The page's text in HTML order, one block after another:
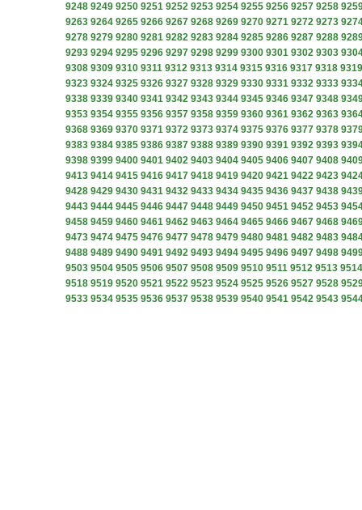
9248 9249 9250 9251 9252 9253 9254 9255 9256 9257 9258
9263 9264 9265 9266 9267 9268 9269 9270 9271 9272 9273
9278 9279 9280 9281 9282 9283 9284 9285 9286 9287 9288
9293 9294 9295 9296 9297 9298 9299 9300 9301 9302 9303
9308 9309 9310 9311 9312 9313 9314 9315 9316 9317 9318 9319
9323 9324 9325 9326 9327 9328 9329 9330 9331 9332 9333
9338 9339 9340 9341 9342 9343 9344 9345 9346 9347 9348
9353 9354 9355 9356 9357 9358 9359 9360 9361 9362 9363
9368 9369 9370 9371 9372 9373 9374 9375 9376 9377 9378
9383 9384 9385 9386 9387 9388 9389 9390 9391 9392 9393
9398 9399 9400 9401 9402 9403 9404 9405 9406 9407 9408
9413 9414 9415 9416 9417 9418 9419 9420 9421 9422 9423
9428 9429 9430 9431 9432 9433 9434 9435 9436 9437 9438
9443 9444 9445 9446 9447 9448 9449 9450 9451 9452 9453
9458 9459 9460 9461 9462 9463 9464 9465 9466 9467 9468
9473 9474 9475 9476 9477 9478 9479 9480 9481 9482 9483
9488 9489 9490 9491 9492 9493 9494 9495 9496 9497 9498
9503 9504 9505 9506 9507 9508 9509 9510 9511 9512 9513 9514
9518 9519 9520 9521 9522 9523 9524 9525 9526 9527 9528
9533 9534 9535 9536 9537 9538 9539 9540 9541 9542 9543